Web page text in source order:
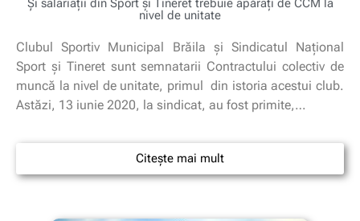
Și salariații din Sport și Tineret trebuie apărați de CCM la
nivel de unitate
Clubul Sportiv Municipal Brăila și Sindicatul Național
Sport și Tineret sunt semnatarii Contractului colectiv de
muncă la nivel de unitate, primul din istoria acestui club.
Astăzi, 13 iunie 2020, la sindicat, au fost primite,…
Citește mai mult